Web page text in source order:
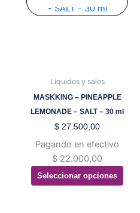
Liquidos y sales
MASKKING – PINEAPPLE
LEMONADE – SALT – 30 ml
$ 27.500,00
Pagando en efectivo
$ 22.000,00
Seleccionar opciones
tiene
se
pueden
elegir
en
página
de
producto